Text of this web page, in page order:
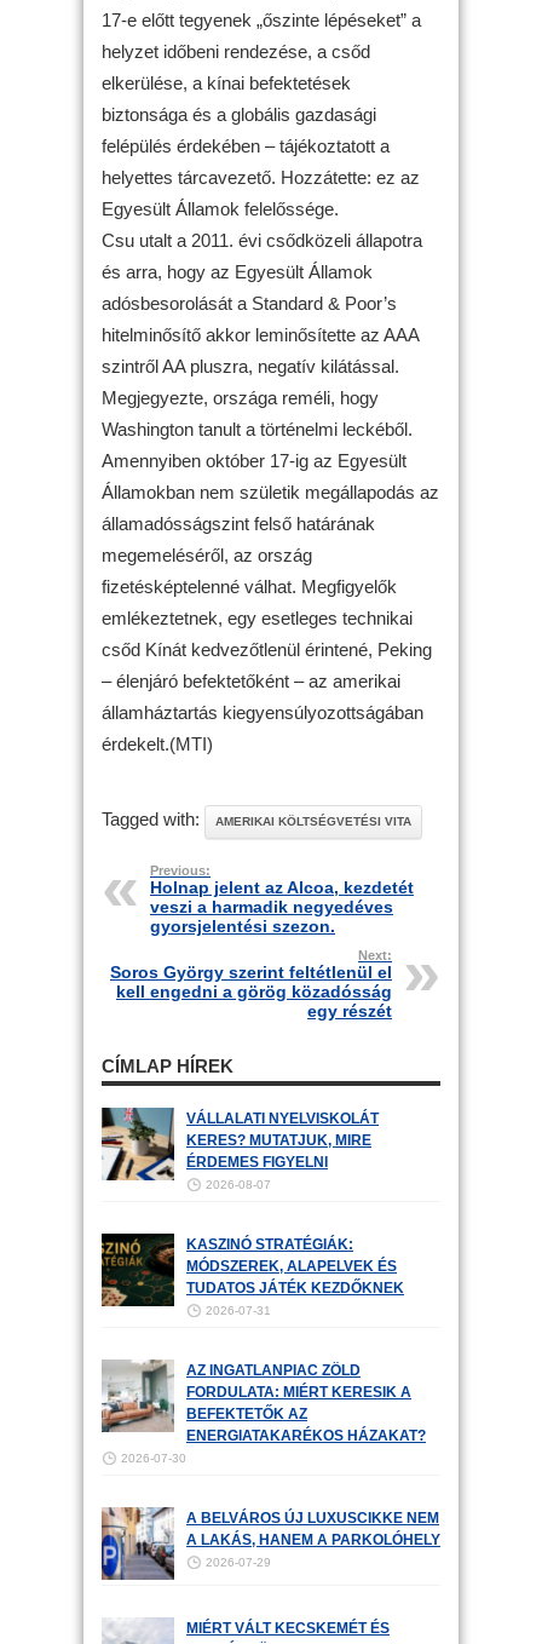
17-e előtt tegyenek „őszinte lépéseket” a
helyzet időbeni rendezése, a csőd
elkerülése, a kínai befektetések
biztonsága és a globális gazdasági
felépülés érdekében – tájékoztatott a
helyettes tárcavezető. Hozzátette: ez az
Egyesült Államok felelőssége.
Csu utalt a 2011. évi csődközeli állapotra
és arra, hogy az Egyesült Államok
adósbesorolását a Standard & Poor’s
hitelminősítő akkor leminősítette az AAA
szintről AA pluszra, negatív kilátással.
Megjegyezte, országa reméli, hogy
Washington tanult a történelmi leckéből.
Amennyiben október 17-ig az Egyesült
Államokban nem születik megállapodás az
államadósságszint felső határának
megemeléséről, az ország
fizetésképtelenné válhat. Megfigyelők
emlékeztetnek, egy esetleges technikai
csőd Kínát kedvezőtlenül érintené, Peking
– élenjáró befektetőként – az amerikai
államháztartás kiegyensúlyozottságában
érdekelt.(MTI)
Tagged with: AMERIKAI KÖLTSÉGVETÉSI VITA
Previous:
Holnap jelent az Alcoa, kezdetét
veszi a harmadik negyedéves
gyorsjelentési szezon.
Next:
Soros György szerint feltétlenül el
kell engedni a görög közadósság
egy részét
CÍMLAP HÍREK
VÁLLALATI NYELVISKOLÁT
KERES? MUTATJUK, MIRE
ÉRDEMES FIGYELNI
2026-08-07
KASZINÓ STRATÉGIÁK:
MÓDSZEREK, ALAPELVEK ÉS
TUDATOS JÁTÉK KEZDŐKNEK
2026-07-31
AZ INGATLANPIAC ZÖLD
FORDULATA: MIÉRT KERESIK A
BEFEKTETŐK AZ
ENERGIATAKARÉKOS HÁZAKAT?
2026-07-30
A BELVÁROS ÚJ LUXUSCIKKE NEM
A LAKÁS, HANEM A PARKOLÓHELY
2026-07-29
MIÉRT VÁLT KECSKEMÉT ÉS